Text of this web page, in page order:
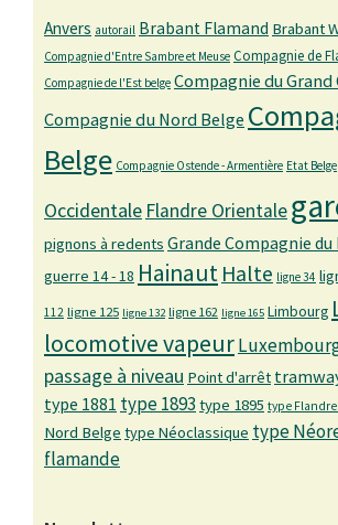
Anvers autorail Brabant Flamand Brabant
Compagnie d'Entre Sambre et Meuse Compagnie de
Compagnie de l'Est belge Compagnie du
Compagnie du Nord Belge
Belge Compagnie Ostende - Armentière Etat Belge
Occidentale Flandre Orientale
pignons à redents Grande Compagnie
guerre 14 - 18 Hainaut Halte ligne 34
112 ligne 125 ligne 132 ligne 162 ligne 165 Limbourg
locomotive vapeur
passage à niveau Point d'arrêt
type 1881 type 1893 type 1895 type
Nord Belge type Néoclassique type
flamande